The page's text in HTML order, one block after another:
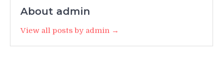
About admin
View all posts by admin →